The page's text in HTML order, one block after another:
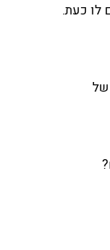
לו כעת.
של